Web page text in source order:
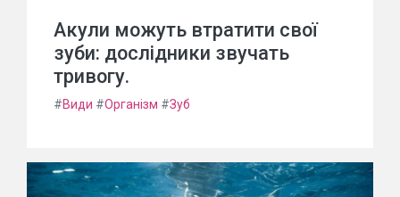
Акули можуть втратити свої
зуби: дослідники звучать
тривогу.
#Види #Організм #Зуб